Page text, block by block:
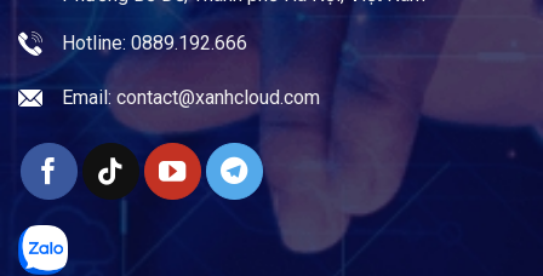
Hotline: 0889.192.666
Email: contact@xanhcloud.com